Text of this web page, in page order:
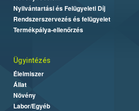
Nyilvántartási és Felügyeleti Díj
Rendszerszervezés és felügyelet
Termékpálya-ellenőrzés
Ügyintézés
Élelmiszer
Állat
Növény
Labor/Egyéb